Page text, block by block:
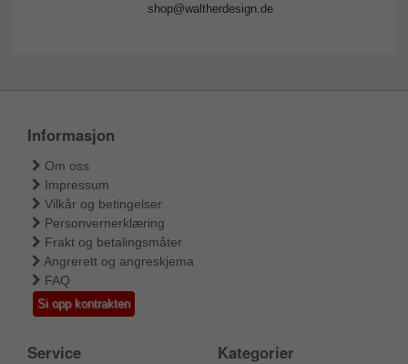
shop@waltherdesign.de
Informasjon
Om oss
Impressum
Vilkår og betingelser
Personvernerklæring
Frakt og betalingsmåter
Angrerett og angreskjema
FAQ
Si opp kontrakten
Service Kategorier